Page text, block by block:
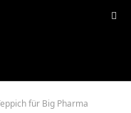
für Big Pharma